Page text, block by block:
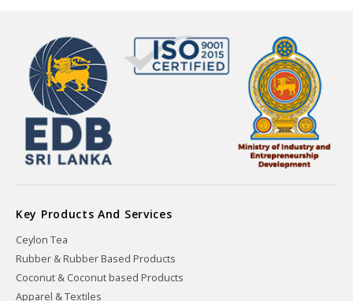
Key Products And Services
Ceylon Tea
Rubber & Rubber Based Products
Coconut & Coconut based Products
Apparel & Textiles